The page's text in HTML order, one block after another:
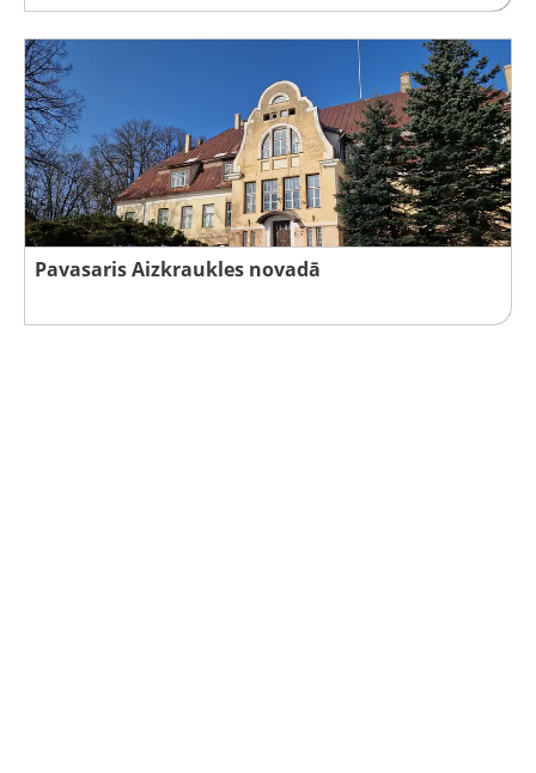
Pavasaris Aizkraukles novadā